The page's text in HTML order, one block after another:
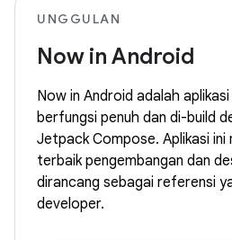
UNGGULAN
Now in Android
Now in Android adalah
berfungsi penuh dan di-build
Jetpack Compose. Aplikasi ini
terbaik pengembangan dan
dirancang sebagai referensi
developer.